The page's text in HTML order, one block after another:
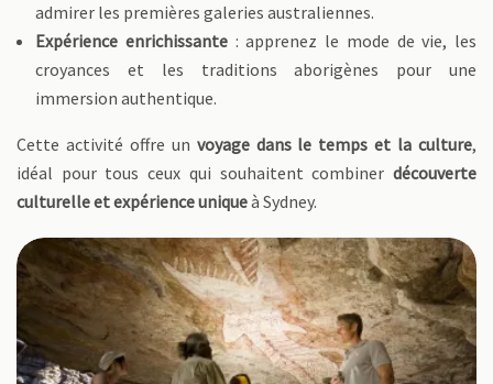
admirer les premières galeries australiennes.
Expérience enrichissante: apprenez le mode de vie, les
croyances et les traditions aborigènes pour une
immersion authentique.
Cette activité offre un voyage dans le temps et la culture,
idéal pour tous ceux qui souhaitent combiner découverte
culturelle et expérience uniqueà Sydney.